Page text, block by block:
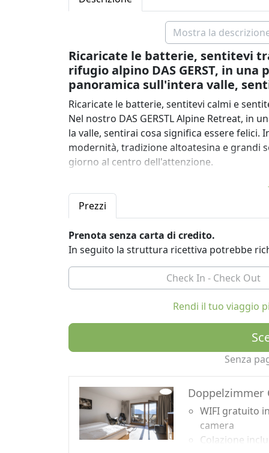
Mostra la
Ricaricate le batterie, sentitevi
rifugio alpino DAS GERST, in
panoramica sull'intera valle,
Ricaricate le batterie, sentitevi calmi e
Nel nostro DAS GERSTL Alpine Retreat, in
la valle, sentirai cosa significa essere
modernità, tradizione altoatesina e grandi
giorno al centro dell'attenzione.
In qualità di hotel attivo e amante degli
professionale, sia che si tratti di
mountain bike o tiro con l'arco in estate.
Nell'area benessere di nuova concezione
e la piscina esterna lunga 18 m potrete
nell'ampio giardino e godetevi il calore
una varietà di massaggi e trattamenti
Immergiti in un relax senza fine e vivi una
Prezzi
Prenota senza carta di credito.
In seguito la struttura ricettiva potrebbe
Rendi il tuo viaggio
Senza
Doppelzimmer
WIFI gratuito
camera
Colazione